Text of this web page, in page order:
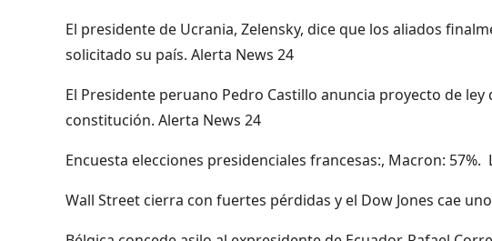
El presidente de Ucrania, Zelensky, dice que los aliados
solicitado su país. Alerta News 24
El Presidente peruano Pedro Castillo anuncia proyecto de
constitución. Alerta News 24
Encuesta elecciones presidenciales francesas:, Macron: 57%.
Wall Street cierra con fuertes pérdidas y el Dow Jones cae